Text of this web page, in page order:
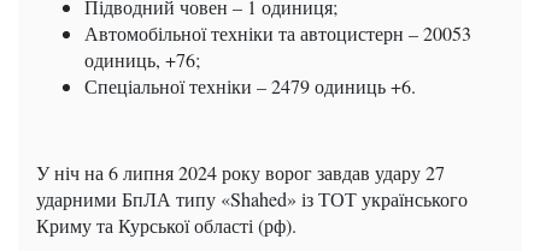
Підводний човен – 1 одиниця;
Автомобільної техніки та автоцистерн – 20053
одиниць, +76;
Спеціальної техніки – 2479 одиниць +6.
У ніч на 6 липня 2024 року ворог завдав удару 27
ударними БпЛА типу «Shahed» із ТОТ українського
Криму та Курської області (рф).